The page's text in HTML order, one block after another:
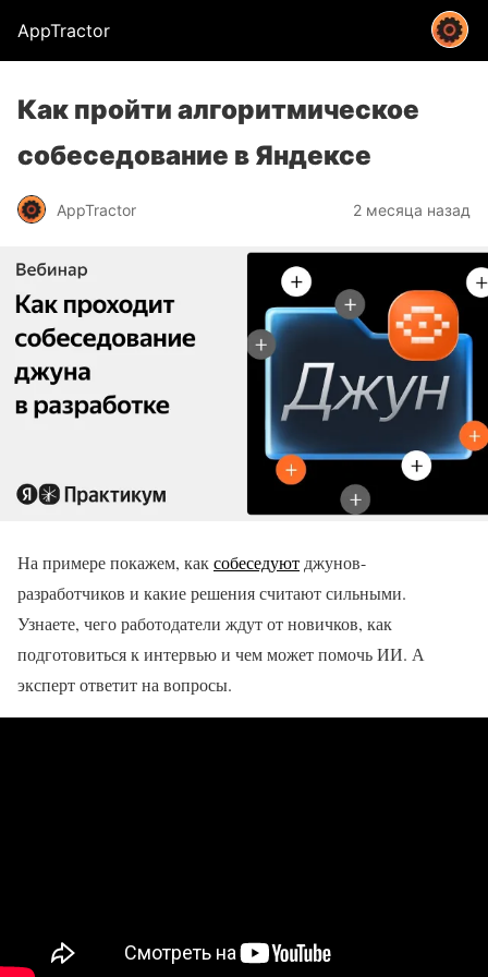
AppTractor
Как пройти алгоритмическое
собеседование в Яндексе
AppTractor 2 месяца назад
На примере покажем, каксобеседуют джунов-
разработчиков и какие решения считают сильными.
Узнаете, чего работодатели ждут от новичков, как
подготовиться к интервью и чем может помочь ИИ. А
эксперт ответит на вопросы.